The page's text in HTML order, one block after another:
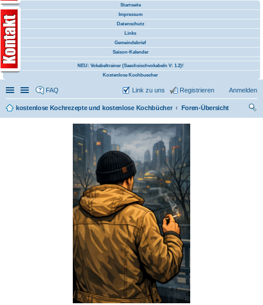
Startseite
Impressum
Datenschutz
Links
Gemeindebrief
Saison-Kalender
NEU: Vokabeltrainer (Saechsischvokabeln V: 1.2)!
Kostenlose Kochbuecher
Schnellzugriff
Linkliste
FAQ Anmelden
Registrieren
Link zu uns
kostenlose Kochrezepte und kostenlose Kochbücher
Foren-Übersicht